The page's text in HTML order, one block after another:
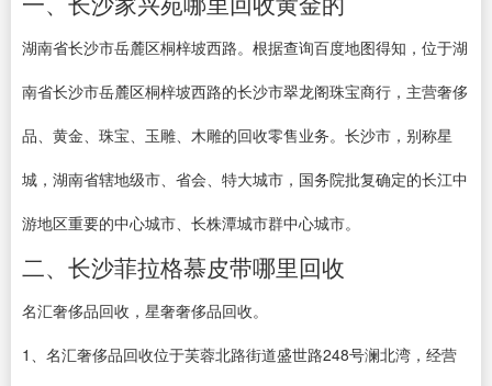
湖南省长沙市岳麓区桐梓坡西路。根据查询百度地图得知，位于湖
南省长沙市岳麓区桐梓坡西路的长沙市翠龙阁珠宝商行，主营奢侈
品、黄金、珠宝、玉雕、木雕的回收零售业务。长沙市，别称星
城，湖南省辖地级市、省会、特大城市，国务院批复确定的长江中
游地区重要的中心城市、长株潭城市群中心城市。
二、长沙菲拉格慕皮带哪里回收
名汇奢侈品回收，星奢奢侈品回收。
1、名汇奢侈品回收位于芙蓉北路街道盛世路248号澜北湾，经营